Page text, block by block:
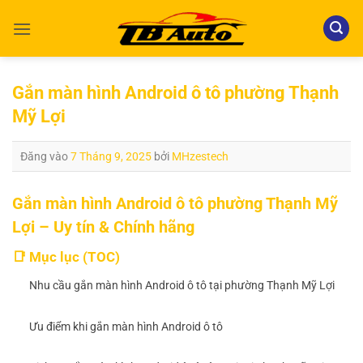
qua
Gắn màn hình Android ô tô phường Thạnh
Mỹ Lợi
Đăng vào7 Tháng 9, 2025 bởi MHzestech
Gắn màn hình Android ô tô phường Thạnh Mỹ
Lợi – Uy tín & Chính hãng
📑 Mục lục (TOC)
Nhu cầu gắn màn hình Android ô tô tại phường Thạnh Mỹ Lợi
Ưu điểm khi gắn màn hình Android ô tô